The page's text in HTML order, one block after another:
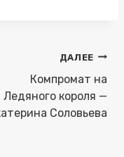
ДАЛЕЕ
Компромат на
Ледяного короля —
Соловьева